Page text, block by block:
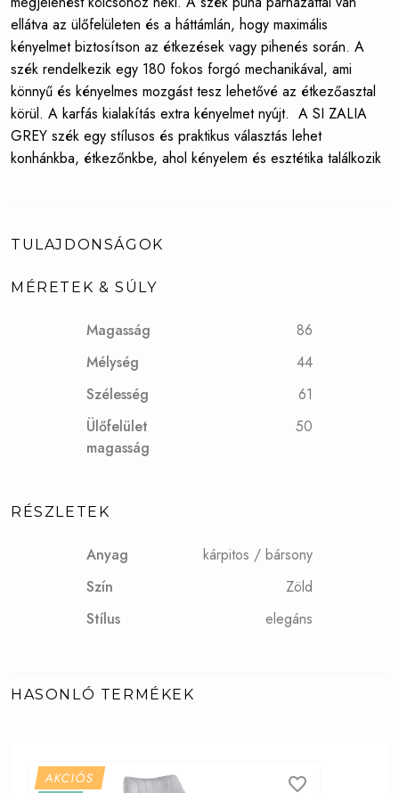
ellátva az ülőfelületen és a háttámlán, hogy maximális
kényelmet biztosítson az étkezések vagy pihenés során. A
szék rendelkezik egy 180 fokos forgó mechanikával, ami
könnyű és kényelmes mozgást tesz lehetővé az étkezőasztal
körül. A karfás kialakítás extra kényelmet nyújt. A SI ZALIA
GREY szék egy stílusos és praktikus választás lehet
konhánkba, étkezőnkbe, ahol kényelem és esztétika találkozik
TULAJDONSÁGOK
MÉRETEK & SÚLY
Magasság
86
Mélység
44
Szélesség
61
Ülőfelület
magasság
50
RÉSZLETEK
Anyag
kárpitos / bársony
Szín
Zöld
Stílus
elegáns
HASONLÓ TERMÉKEK
AKCIÓS